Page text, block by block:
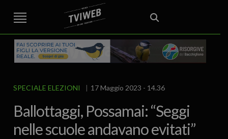
STREET TG CRONACA VENETO
VICENZA E PROVINCIA
AREA BERICA
ECONOMIA ATTUALITA’ POLITICA
EDITORIALE ITALIA E MONDO CURIOSITÀ – LIFESTYLE
CULTURA ARTE
SPORT
IL GRAFFIO FOOD & DRINK FUORIPORTA EROTICO VICENTINO
SPECIALE ELEZIONI 17 Maggio 2023 - 14.36
Ballottaggi, Possamai: “Seggi
nelle scuole andavano evitati”